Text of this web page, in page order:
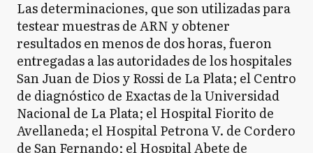
Las determinaciones, que son utilizadas para
testear muestras de ARN y obtener
resultados en menos de dos horas, fueron
entregadas a las autoridades de los hospitales
San Juan de Dios y Rossi de La Plata; el Centro
de diagnóstico de Exactas de la Universidad
Nacional de La Plata; el Hospital Fiorito de
Avellaneda; el Hospital Petrona V. de Cordero
de San Fernando; el Hospital Abete de